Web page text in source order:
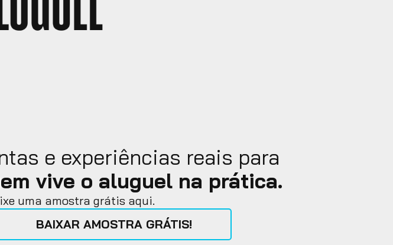
e experiências reais para
vive o aluguel na prática.
uma amostra grátis aqui.
BAIXAR AMOSTRA GRÁTIS!